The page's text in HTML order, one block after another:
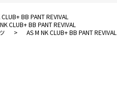
BB PANT REVIVAL
CLUB+ BB PANT REVIVAL
> AS M NK CLUB+ BB PANT REVIVAL